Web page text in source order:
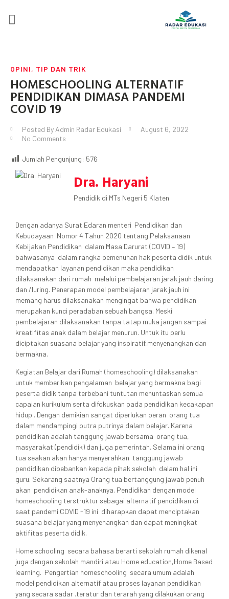
OPINI, TIP DAN TRIK
HOMESCHOOLING ALTERNATIF
PENDIDIKAN DIMASA PANDEMI
COVID 19
Posted By Admin Radar Edukasi
August 6, 2022
No Comments
Jumlah Pengunjung: 576
Dra. Haryani
Pendidik di MTs Negeri 5 Klaten
Dengan adanya Surat Edaran menteri Pendidikan dan
Kebudayaan Nomor 4 Tahun 2020 tentang Pelaksanaan
Kebijakan Pendidikan dalam Masa Darurat (COVID – 19)
bahwasanya dalam rangka pemenuhan hak peserta didik untuk
mendapatkan layanan pendidikan maka pendidikan
dilaksanakan dari rumah melalui pembelajaran jarak jauh daring
dan /luring. Penerapan model pembelajaran jarak jauh ini
memang harus dilaksanakan mengingat bahwa pendidikan
merupakan kunci peradaban sebuah bangsa. Meski
pembelajaran dilaksanakan tanpa tatap muka jangan sampai
kreatifitas anak dalam belajar menurun. Untuk itu perlu
diciptakan suasana belajar yang inspiratif,menyenangkan dan
bermakna.
Kegiatan Belajar dari Rumah (homeschooling) dilaksanakan
untuk memberikan pengalaman belajar yang bermakna bagi
peserta didik tanpa terbebani tuntutan menuntaskan semua
capaian kurikulum serta difokuskan pada pendidikan kecakapan
hidup . Dengan demikian sangat diperlukan peran orang tua
dalam mendampingi putra putrinya dalam belajar. Karena
pendidikan adalah tanggung jawab bersama orang tua,
masyarakat (pendidik) dan juga pemerintah. Selama ini orang
tua seakan akan hanya menyerahkan tanggung jawab
pendidikan dibebankan kepada pihak sekolah dalam hal ini
guru. Sekarang saatnya Orang tua bertanggung jawab penuh
akan pendidikan anak-anaknya. Pendidikan dengan model
homeschooling terstruktur sebagai alternatif pendidikan di
saat pandemi COVID -19 ini diharapkan dapat menciptakan
suasana belajar yang menyenangkan dan dapat meningkat
aktifitas peserta didik.
Home schooling secara bahasa berarti sekolah rumah dikenal
juga dengan sekolah mandiri atau Home education,Home Based
learning. Pengertian homeschooling secara umum adalah
model pendidikan alternatif atau proses layanan pendidikan
yang secara sadar .teratur dan terarah yang dilakukan orang